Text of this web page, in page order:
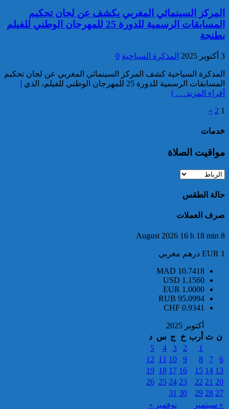
مزاعم بخصوص وفاة سجين
إجهاض محاولة لتهريب أزيد من
3.5 أطنان من مخدر الشيرا بمعبر
الكركارات
إجهاض عملية للتهريب الدولي
لثلاثة أطنان و960 كيلوغراما من
مخدر الشيرا
العثور على جثة شخص يرجح أن
المركز السينمائي المغربي يكشف عن لجان تحكيم
المسابقات الرسمية للدورة 25 للمهرجان الوطني للفيلم
بطنجة
3 أكتوبر 2025 المذكرة السياحية 0
المذكرة السياحية كشف المركز السينمائي المغربي عن لجان تحكيم
المسابقات الرسمية للدورة 25 للمهرجان الوطني للفيلم، الذي
[
أقراء المزيد…. ]
1
2
»
خدمات
مواقيت الصلاة
حالة الطقس
صرف العملات
8 August 2026 16 h 18 min
EUR 1 درهم مغربي
MAD 10.7418
USD 1.1560
EUR 1.0000
RUB 95.0994
CHF 0.9341
أكتوبر 2025
ن ث أرب خ ج س د
« سبتمبر نوفمبر »
1
2
3
4
5
6
7
8
9
10
11
12
13
14
15
16
17
18
19
20
21
22
23
24
25
26
27
28
29
30
31